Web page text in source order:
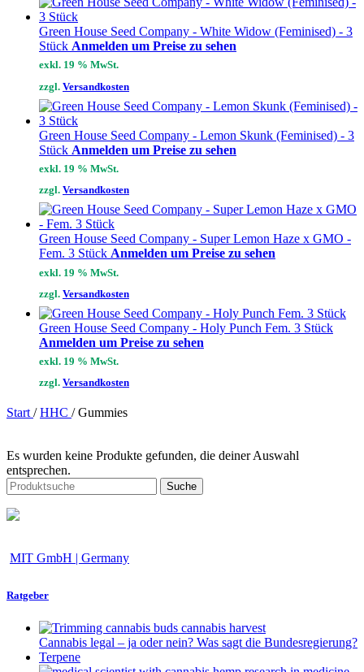
Green House Seed Company - White Widow (Feminised) - 3
Stück Anmelden um Preise zu sehen
exkl. 19 % MwSt.
zzgl. Versandkosten
Green House Seed Company - Lemon Skunk (Feminised) - 3
Stück Anmelden um Preise zu sehen
exkl. 19 % MwSt.
zzgl. Versandkosten
Green House Seed Company - Super Lemon Haze x GMO -
Fem. 3 Stück Anmelden um Preise zu sehen
exkl. 19 % MwSt.
zzgl. Versandkosten
Green House Seed Company - Holy Punch Fem. 3 Stück
Anmelden um Preise zu sehen
exkl. 19 % MwSt.
zzgl. Versandkosten
Start / HHC / Gummies
Es wurden keine Produkte gefunden, die deiner Auswahl
entsprechen.
Suche
MIT GmbH | Germany
Ratgeber
Cannabis legal – ja oder nein? Was sagt die Bundesregierung?
Terpene